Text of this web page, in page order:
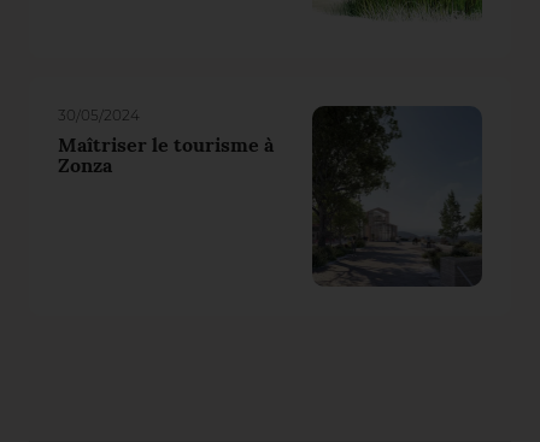
30/05/2024
Maîtriser le tourisme à
Zonza